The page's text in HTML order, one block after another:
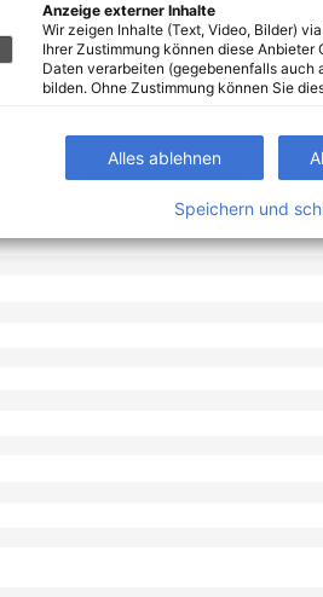
Anzeige externer Inhalte
Wir zeigen Inhalte (Text, Video, Bilder)
Ihrer Zustimmung können diese
Daten verarbeiten (gegebenenfalls auch
bilden. Ohne Zustimmung können Sie
Alles ablehnen
Speichern und